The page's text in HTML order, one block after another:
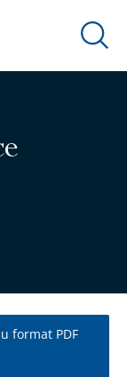
Ouvrir
format PDF